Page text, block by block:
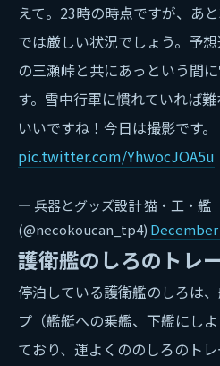
えて。23時の時点ですが、あ
では厳しい状況でしょう。予
の三瀬峠と共にあっという間
す。雪中行軍に慣れていれば
いいですね！今日は撮影です。
pic.twitter.com/YhwocJOA5u
— 兵器とグッズ設計 猫・工・
(@necokoucan_tp4) December
護衛艦のしろのトレ
停泊している護衛艦のしろは
プ（艦艇への乗艦、下艦にし
ており、運よくののしろのト